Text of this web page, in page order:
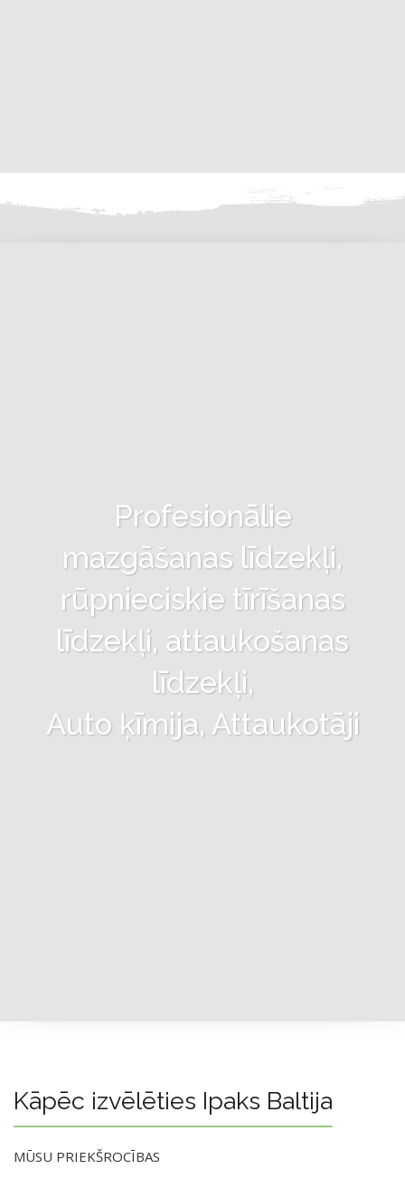
Profesionālie
mazgāšanas līdzekļi,
rūpnieciskie tīrīšanas
līdzekļi, attaukošanas
līdzekļi,
Auto ķīmija, Attaukotāji
Kāpēc izvēlēties Ipaks Baltija
MŪSU PRIEKŠROCĪBAS